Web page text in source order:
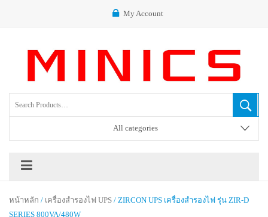
My Account
All categories
หน้าหลัก / เครื่องสำรองไฟ UPS / ZIRCON UPS เครื่องสำรองไฟ รุ่น ZIR-D
SERIES 800VA/480W